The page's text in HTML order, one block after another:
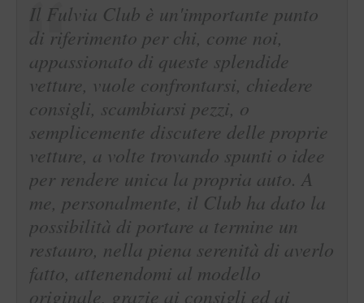
Il Fulvia Club è un'importante punto
di riferimento per chi, come noi,
appassionato di queste splendide
vetture, vuole confrontarsi, chiedere
consigli, scambiarsi pezzi, o
semplicemente discutere delle proprie
vetture, a volte trovando spunti o idee
per rendere unica la propria auto. A
me, personalmente, il Club ha dato la
possibilità di portare a termine un
restauro, nella piena serenità di averlo
fatto, attenendomi al modello
originale, grazie ai consigli ed ai